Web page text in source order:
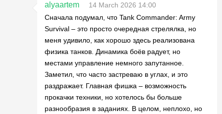
alyaartem
14 March 2026 14:00
Сначала подумал, что Tank Commander: Army
Survival – это просто очередная стрелялка, но
меня удивило, как хорошо здесь реализована
физика танков. Динамика боёв радует, но
местами управление немного запутанное.
Заметил, что часто застреваю в углах, и это
раздражает. Главная фишка – возможность
прокачки техники, но хотелось бы больше
разнообразия в заданиях. В целом, неплохо, но